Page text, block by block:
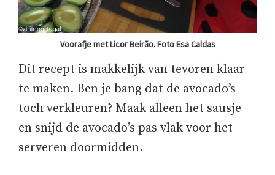
Voorafje met Licor Beirão. Foto Esa Caldas
Dit recept is makkelijk van tevoren klaar
te maken. Ben je bang dat de avocado’s
toch verkleuren? Maak alleen het sausje
en snijd de avocado’s pas vlak voor het
serveren doormidden.